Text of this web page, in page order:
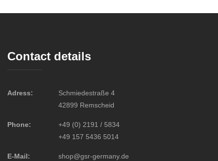
Contact details
Adress:
Schmiedestraße 4
42899 Remscheid
Phone:
+49 (0) 2191 / 5834
+49 157 5436 5014
E-Mail: shop@gsr-germany.de